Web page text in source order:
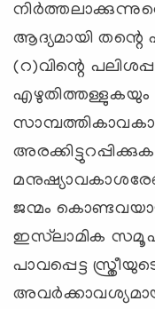
ആദ്യമായി
(റ)വിന്റെ
എഴുതിത്തള്ളുകയും
ജന്മം
ഇസ്‌ലാമിക
പാവപ്പെട്ട